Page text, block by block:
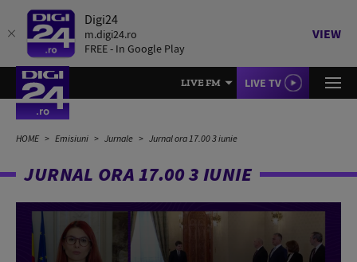
Digi24
m.digi24.ro
FREE - In Google Play
VIEW
LIVE FM LIVE TV
HOME Emisiuni Jurnale Jurnal ora 17.00 3 iunie
JURNAL ORA 17.00 3 IUNIE